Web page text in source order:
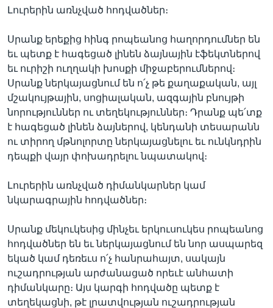
Լուրերին առնչված հոդվածներ։
Սրանք երեքից հինգ րոպեանոց հաղորդումներ են
եւ պետք է հագեցած լինեն ձայնային էֆեկտներով
եւ ուրիշի ուղղակի խոսքի միջաբերումներով։
Սրանք ներկայացնում են ո՛չ թե քաղաքական, այլ
մշակույթային, սոցիալական, ազգային բնույթի
նորություններ ու տեղեկություններ։ Դրանք պե՛տք
է հագեցած լինեն ձայներով, կենդանի տեսարանն
ու տիրող մթնոլորտը ներկայացնելու եւ ունկնդրին
դեպքի վայր փոխադրելու նպատակով։
Լուրերին առնչված դիմանկարներ կամ
նկարագրային հոդվածներ։
Սրանք մեկուկեսից մինչեւ երկուսուկես րոպեանոց
հոդվածներ են եւ ներկայացնում են նոր ասպարեզ
եկած կամ դեռեւս ո՛չ հանրահայտ, սակայն
ուշադրության արժանացած որեւէ անհատի
դիմանկարը։ Այս կարգի հոդվածը պետք է
տեղեկացնի, թէ լրատվության ուշադրության